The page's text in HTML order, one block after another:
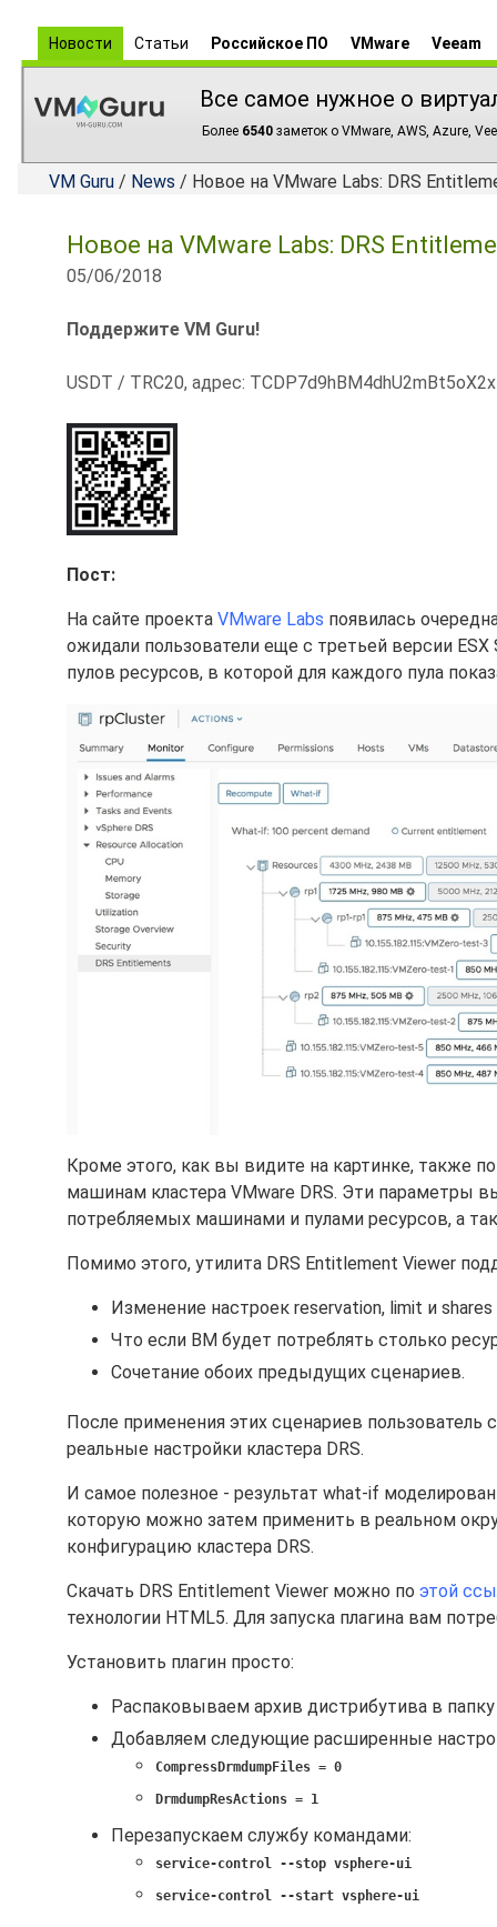
Новости Статьи Российское ПО VMware Veeam
Все самое нужное о
Более 6540 заметок о VMware, AWS, Azure,
VM Guru / News / Новое на VMware Labs: DRS
Новое на VMware Labs: DRS
05/06/2018
Поддержите VM Guru!
USDT / TRC20, адрес:
Пост:
На сайте проекта VMware Labs появилась
ожидали пользователи еще с третьей версии
пулов ресурсов, в которой для каждого пула
Кроме этого, как вы видите на картинке, также
машинам кластера VMware DRS. Эти параметры
потребляемых машинами и пулами ресурсов, а
Помимо этого, утилита DRS Entitlement Viewer
Изменение настроек reservation, limit и
Что если ВМ будет потреблять столько
Сочетание обоих предыдущих сценариев.
После применения этих сценариев
реальные настройки кластера DRS.
И самое полезное - результат what-if
которую можно затем применить в реальном
конфигурацию кластера DRS.
Скачать DRS Entitlement Viewer можно по этой
технологии HTML5. Для запуска плагина вам
Установить плагин просто:
Распаковываем архив дистрибутива в
Добавляем следующие расширенные
CompressDrmdumpFiles = 0
DrmdumpResActions = 1
Перезапускаем службу командами:
service-control --stop vsphere-ui
service-control --start vsphere-ui